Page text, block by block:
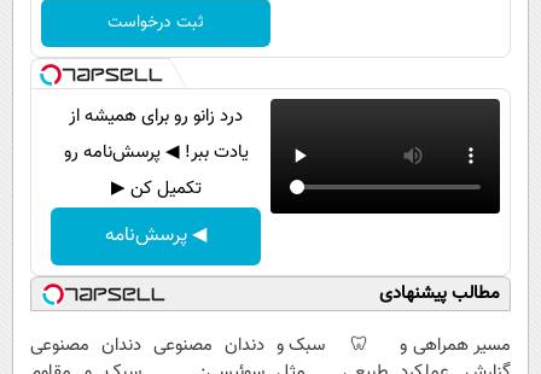
اجتماعی
حیات وحش
ثبت درخواست
درد زانو رو برای همیشه از
یادت ببر! ◀ پرسش‌نامه رو
تکمیل کن ▶
◀ پرسش‌نامه
مطالب پیشنهادی
مسیر همراهی و
🦷 سبک و دندان مصنوعی دندان مصنوعی